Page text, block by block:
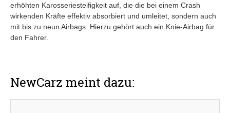
erhöhten Karosseriesteifigkeit auf, die die bei einem Crash
wirkenden Kräfte effektiv absorbiert und umleitet, sondern auch
mit bis zu neun Airbags. Hierzu gehört auch ein Knie-Airbag für
den Fahrer.
NewCarz meint dazu: